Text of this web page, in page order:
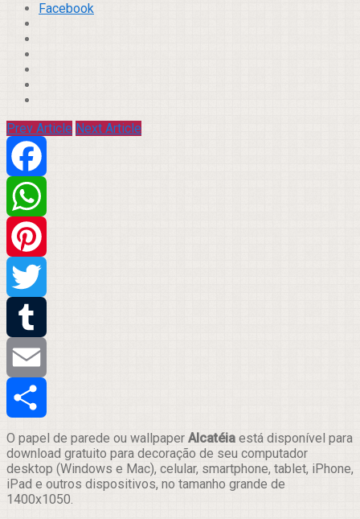
Facebook
Prev Article Next Article
Facebook
WhatsApp
Pinterest
Twitter
Tumblr
Email
Compartilhar
O papel de parede ou wallpaper Alcatéia está disponível para
download gratuito para decoração de seu computador
desktop (Windows e Mac), celular, smartphone, tablet, iPhone,
iPad e outros dispositivos, no tamanho grande de
1400x1050.